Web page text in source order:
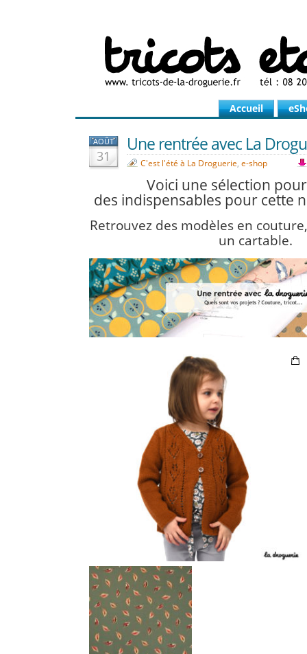
Accueil
AOÛT
31
Une rentrée avec La
C'est l'été à La Droguerie, e-shop
Voici une sélection
des indispensables pour cette
Retrouvez des modèles en
un cartable.